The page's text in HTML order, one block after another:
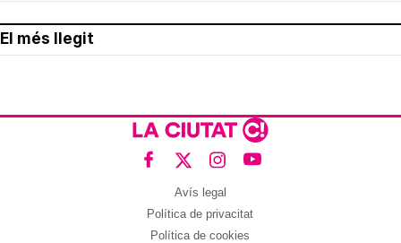
El més llegit
Avís legal
Política de privacitat
Política de cookies